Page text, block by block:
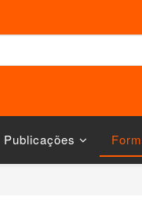
Publicações